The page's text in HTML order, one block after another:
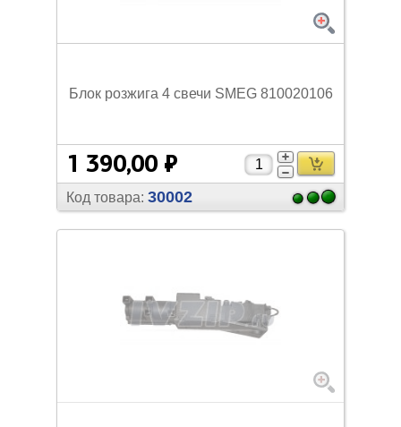
Блок розжига 4 свечи SMEG 810020106
1 390,00 ₽
Код товара: 30002